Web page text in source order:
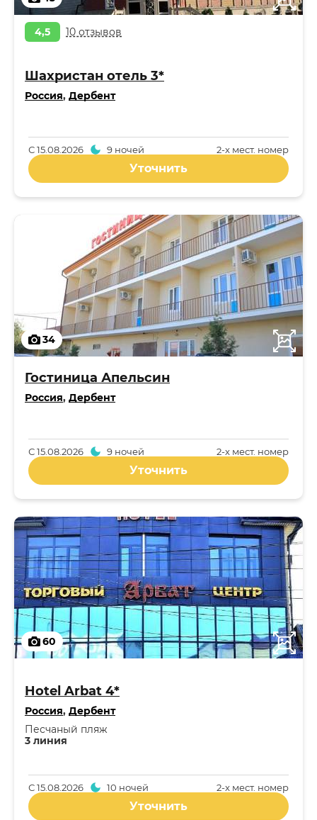
4,5 10 отзывов
Шахристан отель 3*
Россия, Дербент
2-x мест. номер
С15.08.2026 9 ночей
Уточнить
34
Гостиница Апельсин
Россия, Дербент
2-x мест. номер
С15.08.2026 9 ночей
Уточнить
60
Hotel Arbat 4*
Россия, Дербент
3 линия
Песчаный пляж
2-x мест. номер
С15.08.2026 10 ночей
Уточнить